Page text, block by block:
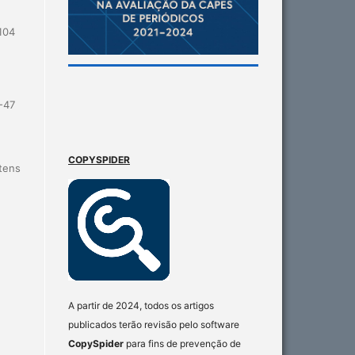
47
COPYSPIDER
A partir de 2024, todos os artigos
publicados terão revisão pelo software
CopySpider para fins de prevenção de